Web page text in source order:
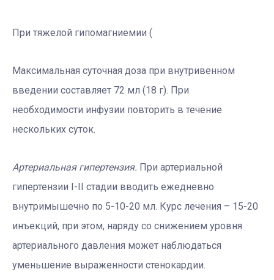
При тяжелой гипомагниемии (
Максимальная суточная доза при внутривенном
введении составляет 72 мл (18 г). При
необходимости инфузии повторить в течение
нескольких суток.
Артериальная гипертензия. При артериальной
гипертензии I-II стадии вводить ежедневно
внутримышечно по 5-10-20 мл. Курс лечения – 15-20
инъекций, при этом, наряду со снижением уровня
артериального давления может наблюдаться
уменьшение выраженности стенокардии.